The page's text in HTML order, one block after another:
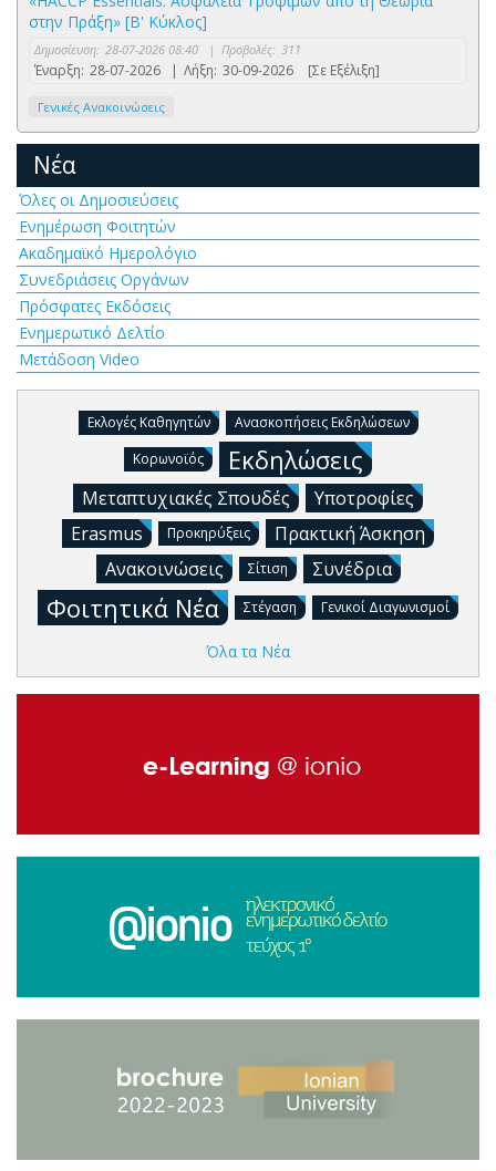
στην Πράξη» [Β' Κύκλος]
Δημοσίευση: 28-07-2026 08:40 | Προβολές: 311
Έναρξη: 28-07-2026 | Λήξη: 30-09-2026 [Σε Εξέλιξη]
Γενικές Ανακοινώσεις
Νέα
Όλες οι Δημοσιεύσεις
Ενημέρωση Φοιτητών
Ακαδημαϊκό Ημερολόγιο
Συνεδριάσεις Οργάνων
Πρόσφατες Εκδόσεις
Ενημερωτικό Δελτίο
Μετάδοση Video
Εκλογές Καθηγητών
Ανασκοπήσεις Εκδηλώσεων
Κορωνοϊός
Εκδηλώσεις
Μεταπτυχιακές Σπουδές
Υποτροφίες
Erasmus
Προκηρύξεις
Πρακτική Άσκηση
Ανακοινώσεις
Σίτιση Συνέδρια
Φοιτητικά Νέα Στέγαση Γενικοί Διαγωνισμοί
Όλα τα Νέα